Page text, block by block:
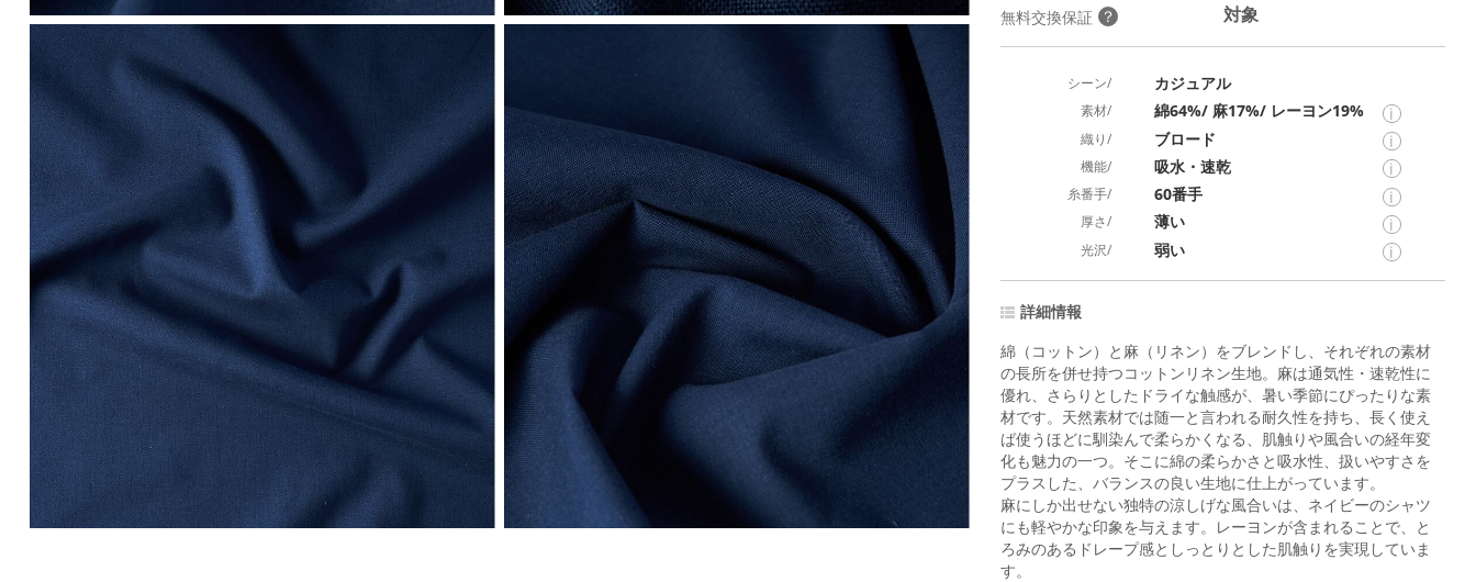
無料交換保証 ？ 対象
シーン/ カジュアル
素材/ 綿64%/ 麻17%/ レーヨン19% i
織り/ ブロード i
機能/ 吸水・速乾 i
糸番手/ 60番手 i
厚さ/ 薄い i
光沢/ 弱い i
詳細情報
綿（コットン）と麻（リネン）をブレンドし、それぞれの素材
の長所を併せ持つコットンリネン生地。麻は通気性・速乾性に
優れ、さらりとしたドライな触感が、暑い季節にぴったりな素
材です。天然素材では随一と言われる耐久性を持ち、長く使え
ば使うほどに馴染んで柔らかくなる、肌触りや風合いの経年変
化も魅力の一つ。そこに綿の柔らかさと吸水性、扱いやすさを
プラスした、バランスの良い生地に仕上がっています。
麻にしか出せない独特の涼しげな風合いは、ネイビーのシャツ
にも軽やかな印象を与えます。レーヨンが含まれることで、と
ろみのあるドレープ感としっとりとした肌触りを実現していま
す。